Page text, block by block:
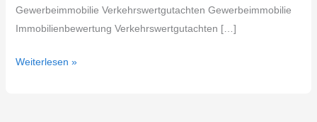
Gewerbeimmobilie Verkehrswertgutachten Gewerbeimmobilie
Immobilienbewertung Verkehrswertgutachten […]
Weiterlesen »